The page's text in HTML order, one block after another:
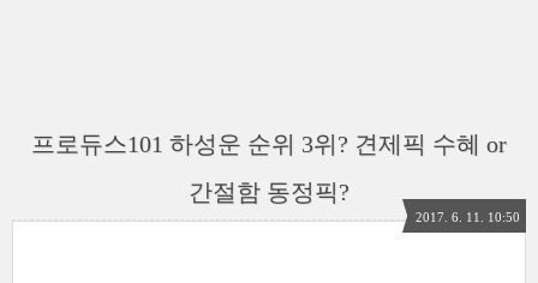
프로듀스101 하성운 순위 3위? 견제픽 수혜 or
간절함 동정픽?
2017. 6. 11. 10:50